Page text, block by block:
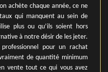
achète chaque année, ce ne
qui manquent au sein de
plus ou qu’ils soient hors
à notre désir de les jeter.
pour un rachat
de quantité minimum
vente tout ce qui vous avez